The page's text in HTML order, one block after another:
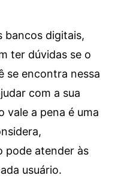
bancos digitais,
ter dúvidas se o
se encontra nessa
com a sua
vale a pena é uma
pode atender às
usuário.